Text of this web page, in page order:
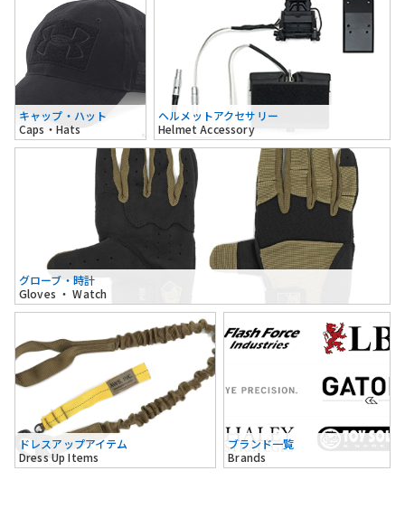
キャップ・ハット
Caps・Hats
ヘルメットアクセサリー
Helmet Accessory
グローブ・時計
Gloves ・ Watch
ドレスアップアイテム
Dress Up Items
ブランド一覧
Brands